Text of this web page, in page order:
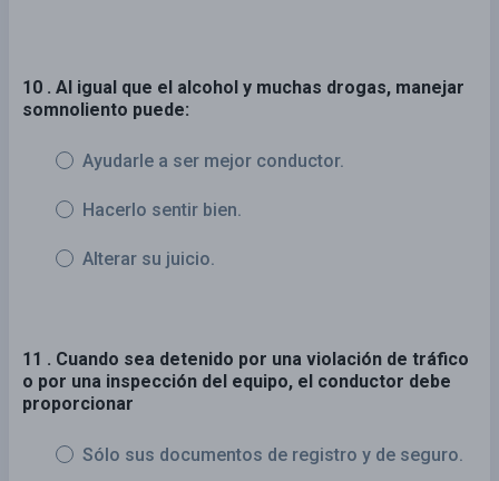
10 . Al igual que el alcohol y muchas drogas, manejar
somnoliento puede:
Ayudarle a ser mejor conductor.
Hacerlo sentir bien.
Alterar su juicio.
11 . Cuando sea detenido por una violación de tráfico
o por una inspección del equipo, el conductor debe
proporcionar
Sólo sus documentos de registro y de seguro.